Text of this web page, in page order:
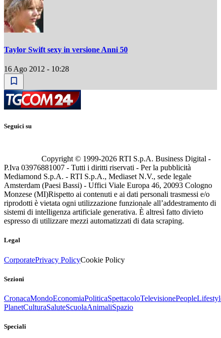
Taylor Swift sexy in versione Anni 50
16 Ago 2012 - 10:28
Seguici su
Copyright © 1999-2026 RTI S.p.A. Business Digital -
P.Iva 03976881007 - Tutti i diritti riservati - Per la pubblicità
Mediamond S.p.A. - RTI S.p.A., Mediaset N.V., sede legale
Amsterdam (Paesi Bassi) - Uffici Viale Europa 46, 20093 Cologno
Monzese (MI)Rispetto ai contenuti e ai dati personali trasmessi e/o
riprodotti è vietata ogni utilizzazione funzionale all’addestramento di
sistemi di intelligenza artificiale generativa. È altresì fatto divieto
espresso di utilizzare mezzi automatizzati di data scraping.
Legal
CorporatePrivacy PolicyCookie Policy
Sezioni
CronacaMondoEconomiaPoliticaSpettacoloTelevisionePeople
PlanetCulturaSaluteScuolaAnimaliSpazio
Speciali